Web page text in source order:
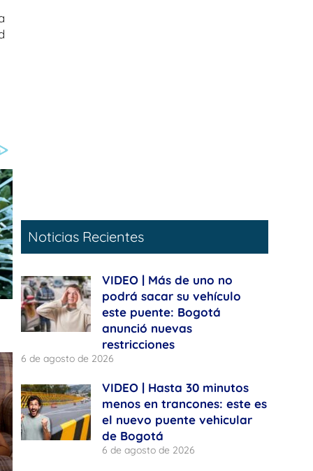
Noticias Recientes
VIDEO | Más de uno no
podrá sacar su vehículo
este puente: Bogotá
anunció nuevas
restricciones
6 de agosto de 2026
VIDEO | Hasta 30 minutos
menos en trancones: este es
el nuevo puente vehicular
de Bogotá
6 de agosto de 2026